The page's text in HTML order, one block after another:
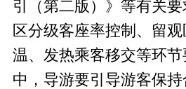
引（第二版）》等有关
区分级客座率控制、留
温、发热乘客移交等环
中，导游要引导游客保